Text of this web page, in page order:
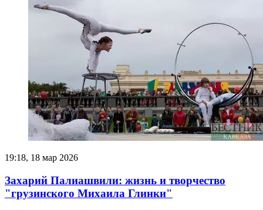
19:18, 18 мар 2026
Захарий Палиашвили: жизнь и творчество
"грузинского Михаила Глинки"